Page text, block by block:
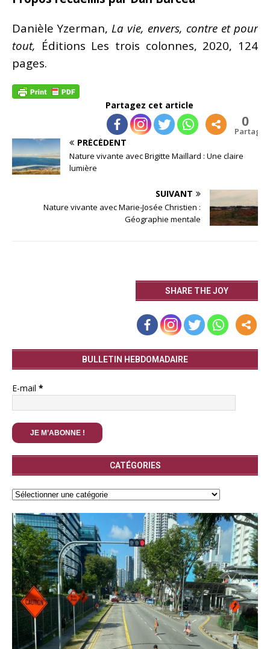
Danièle Yzerman, La vie, envers, contre et pour
tout, Éditions Les trois colonnes, 2020, 124
pages.
Partagez cet article
0
Partages
PRÉCÉDENT
Nature vivante avec Brigitte Maillard : Une claire
lumière
SUIVANT
Nature vivante avec Marie-Josée Christien :
Géographie mentale
SHARE THE JOY
BULLETIN HEBDOMADAIRE
E-mail *
CATÉGORIES